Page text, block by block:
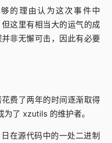
的理由认为这次事件中
这里有相当大的运气的成
非无懈可击，因此有必要
费了两年的时间逐渐取得
了 xzutils 的维护者。
在源代码中的一处二进制